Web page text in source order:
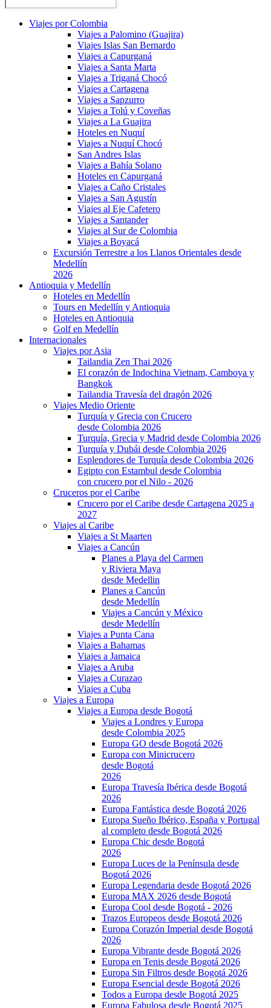
Viajes por Colombia
Viajes a Palomino (Guajira)
Viajes Islas San Bernardo
Viajes a Capurganá
Viajes a Santa Marta
Viajes a Triganá Chocó
Viajes a Cartagena
Viajes a Sapzurro
Viajes a Tolú y Coveñas
Viajes a La Guajira
Hoteles en Nuquí
Viajes a Nuquí Chocó
San Andres Islas
Viajes a Bahía Solano
Hoteles en Capurganá
Viajes a Caño Cristales
Viajes a San Agustín
Viajes al Eje Cafetero
Viajes a Santander
Viajes al Sur de Colombia
Viajes a Boyacá
Excursión Terrestre a los Llanos Orientales desde
Medellín
2026
Antioquia y Medellín
Hoteles en Medellín
Tours en Medellín y Antioquia
Hoteles en Antioquia
Golf en Medellín
Internacionales
Viajes por Asia
Tailandia Zen Thai 2026
El corazón de Indochina Vietnam, Camboya y
Bangkok
Tailandia Travesía del dragón 2026
Viajes Medio Oriente
Turquía y Grecia con Crucero
desde Colombia 2026
Turquía, Grecia y Madrid desde Colombia 2026
Turquía y Dubái desde Colombia 2026
Esplendores de Turquía desde Colombia 2026
Egipto con Estambul desde Colombia
con crucero por el Nilo - 2026
Cruceros por el Caribe
Crucero por el Caribe desde Cartagena 2025 a
2027
Viajes al Caribe
Viajes a St Maarten
Viajes a Cancún
Planes a Playa del Carmen
y Riviera Maya
desde Medellin
Planes a Cancún
desde Medellín
Viajes a Cancún y México
desde Medellín
Viajes a Punta Cana
Viajes a Bahamas
Viajes a Jamaica
Viajes a Aruba
Viajes a Curazao
Viajes a Cuba
Viajes a Europa
Viajes a Europa desde Bogotá
Viajes a Londres y Europa
desde Colombia 2025
Europa GO desde Bogotá 2026
Europa con Minicrucero
desde Bogotá
2026
Europa Travesía Ibérica desde Bogotá
2026
Europa Fantástica desde Bogotá 2026
Europa Sueño Ibérico, España y Portugal
al completo desde Bogotá 2026
Europa Chic desde Bogotá
2026
Europa Luces de la Península desde
Bogotá 2026
Europa Legendaria desde Bogotá 2026
Europa MAX 2026 desde Bogotá
Europa Cool desde Bogotá - 2026
Trazos Europeos desde Bogotá 2026
Europa Corazón Imperial desde Bogotá
2026
Europa Vibrante desde Bogotá 2026
Europa en Tenis desde Bogotá 2026
Europa Sin Filtros desde Bogotá 2026
Europa Esencial desde Bogotá 2026
Todos a Europa desde Bogotá 2025
Europa Fabulosa desde Bogotá 2025